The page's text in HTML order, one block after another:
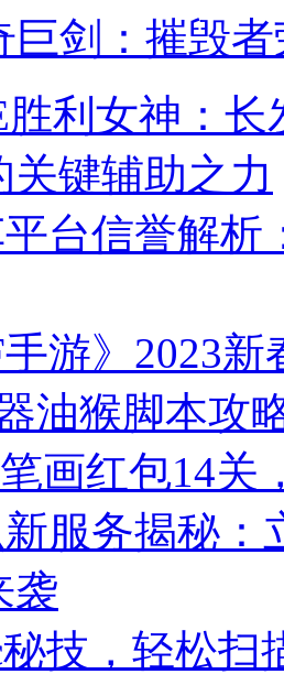
巨剑：摧毁
利女神：长
关键辅助之力
台信誉解析
手游》2023
油猴脚本攻
画红包14关
服务揭秘：
袭
技，轻松扫